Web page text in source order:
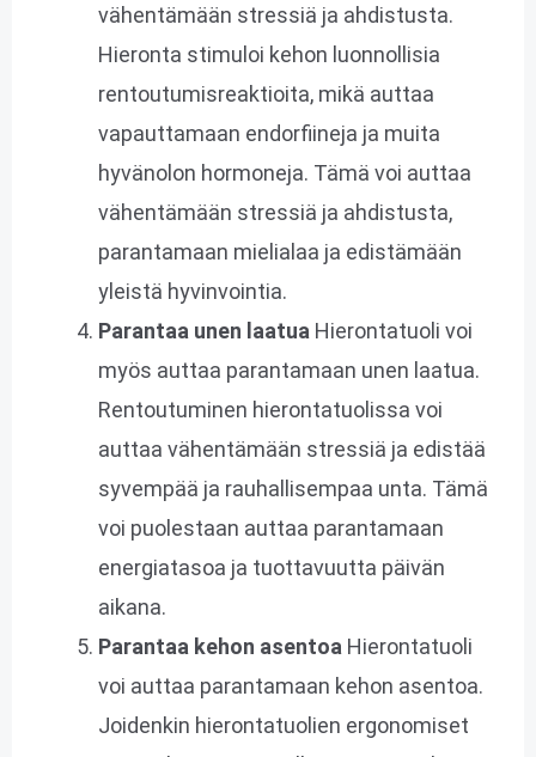
vähentämään stressiä ja ahdistusta.
Hieronta stimuloi kehon luonnollisia
rentoutumisreaktioita, mikä auttaa
vapauttamaan endorfiineja ja muita
hyvänolon hormoneja. Tämä voi auttaa
vähentämään stressiä ja ahdistusta,
parantamaan mielialaa ja edistämään
yleistä hyvinvointia.
Parantaa unen laatua Hierontatuoli voi
myös auttaa parantamaan unen laatua.
Rentoutuminen hierontatuolissa voi
auttaa vähentämään stressiä ja edistää
syvempää ja rauhallisempaa unta. Tämä
voi puolestaan ​​auttaa parantamaan
energiatasoa ja tuottavuutta päivän
aikana.
Parantaa kehon asentoa Hierontatuoli
voi auttaa parantamaan kehon asentoa.
Joidenkin hierontatuolien ergonomiset